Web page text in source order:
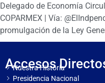
Delegado de Economía
COPARMEX | Vía:
promulgación de la Ley
Accesos
Nuestra Historia
Presidencia Nacional